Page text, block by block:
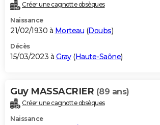
Créer une cagnotte obsèques
Naissance
21/02/1930 à Morteau (Doubs)
Décès
15/03/2023 à Gray(Haute-Saône)
Guy MASSACRIER (89 ans)
Créer une cagnotte obsèques
Naissance